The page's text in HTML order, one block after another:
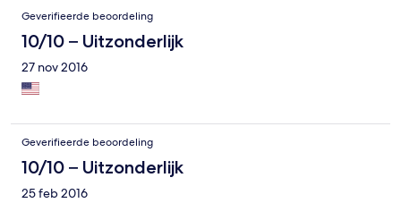
Geverifieerde beoordeling
10/10 – Uitzonderlijk
27 nov 2016
Geverifieerde beoordeling
10/10 – Uitzonderlijk
25 feb 2016